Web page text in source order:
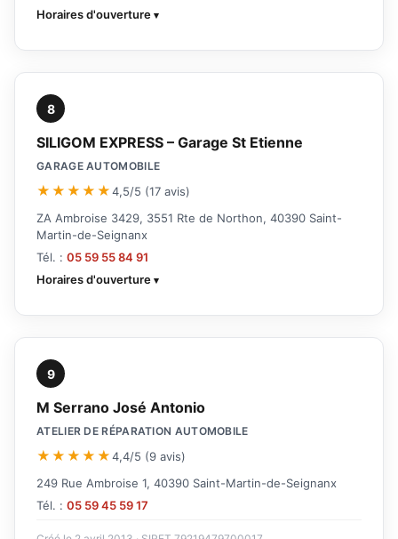
Horaires d'ouverture
8
SILIGOM EXPRESS – Garage St Etienne
GARAGE AUTOMOBILE
★★★★★4,5/5 (17 avis)
ZA Ambroise 3429, 3551 Rte de Northon, 40390 Saint-
Martin-de-Seignanx
Tél. : 05 59 55 84 91
Horaires d'ouverture
9
M Serrano José Antonio
ATELIER DE RÉPARATION AUTOMOBILE
★★★★★4,4/5 (9 avis)
249 Rue Ambroise 1, 40390 Saint-Martin-de-Seignanx
Tél. : 05 59 45 59 17